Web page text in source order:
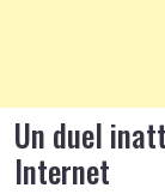
Un duel
Internet